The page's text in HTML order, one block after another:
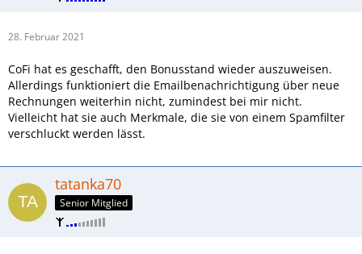
28. Februar 2021
CoFi hat es geschafft, den Bonusstand wieder auszuweisen.
Allerdings funktioniert die Emailbenachrichtigung über neue
Rechnungen weiterhin nicht, zumindest bei mir nicht.
Vielleicht hat sie auch Merkmale, die sie von einem Spamfilter
verschluckt werden lässt.
tatanka70
Senior Mitglied